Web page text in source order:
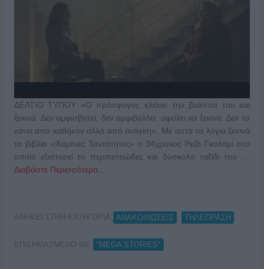
ΔΕΛΤΙΟ ΤΥΠΟΥ «Ο πρόσφυγας κλείνει την βαλίτσα του και
ξεκινά. Δεν αμφισβητεί, δεν αμφιβάλλει, οφείλει να ξεκινά. Δεν το
κάνει από καθήκον αλλά από ανάγκη». Με αυτά τα λόγια ξεκινά
το βιβλίο «Χαμένες Ταυτότητες» ο 34χρονος Ρεζά Γκολαμί στο
οποίο εξιστορεί το περιπετειώδες και δύσκολο ταξίδι του …
Διαβάστε Περισσότερα...
ΑΝΗΚΕΙ ΣΤΗΝ ΚΑΤΗΓΟΡΙΑ: ΑΝΑΚΟΙΝΩΣΕΙΣ ΤΗΛΕΟΡΑΣΗ
ΕΠΙΣΗΜΑΣΜΕΝΟ ΜΕ: "MEGA STORIES"